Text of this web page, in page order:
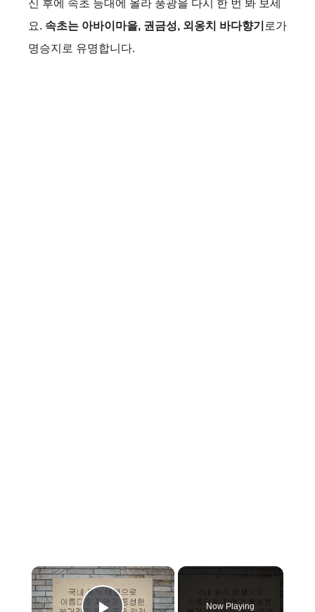
신 후에 속초 등대에 올라 풍광을 다시 한 번 봐 보세
요. 속초는 아바이마을, 권금성, 외옹치 바다향기 로가
명승지로 유명합니다.
×
Now Playing